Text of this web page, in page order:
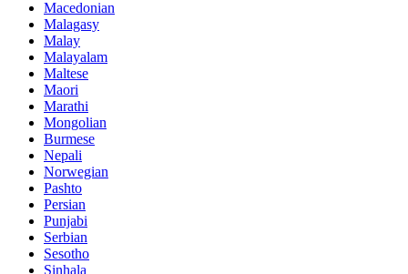
Macedonian
Malagasy
Malay
Malayalam
Maltese
Maori
Marathi
Mongolian
Burmese
Nepali
Norwegian
Pashto
Persian
Punjabi
Serbian
Sesotho
Sinhala